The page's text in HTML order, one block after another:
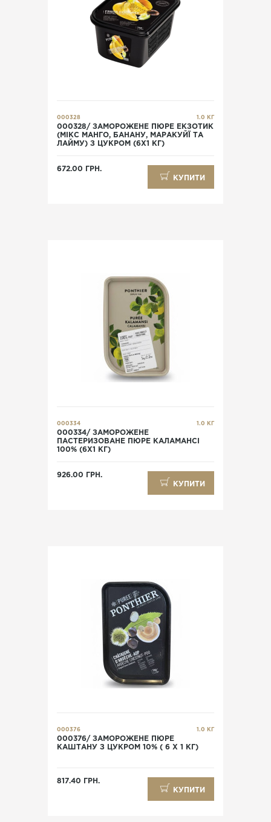
000328 1.0 КГ
000328/ ЗАМОРОЖЕНЕ ПЮРЕ ЕКЗОТИК
(МІКС МАНГО, БАНАНУ, МАРАКУЙЇ ТА
ЛАЙМУ) З ЦУКРОМ (6Х1 КГ)
672.00 ГРН.
КУПИТИ
000334 1.0 КГ
000334/ ЗАМОРОЖЕНЕ
ПАСТЕРИЗОВАНЕ ПЮРЕ КАЛАМАНСІ
100% (6X1 КГ)
926.00 ГРН.
КУПИТИ
000376 1.0 КГ
000376/ ЗАМОРОЖЕНЕ ПЮРЕ
КАШТАНУ З ЦУКРОМ 10% ( 6 Х 1 КГ)
817.40 ГРН.
КУПИТИ